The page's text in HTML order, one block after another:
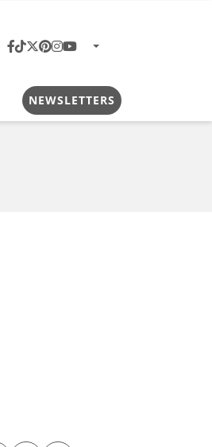
NEWSLETTERS